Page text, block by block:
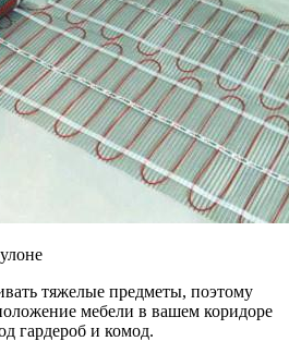
тяжелые предметы, поэтому
мебели в вашем коридоре
гардероб и комод.